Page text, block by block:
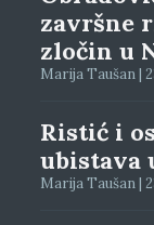
završne
zločin u
Marija Taušan |
Ristić i
ubistava
Marija Taušan |